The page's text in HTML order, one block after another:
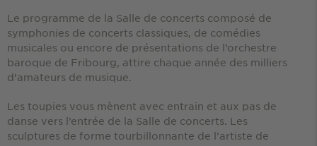
Le programme de la Salle de concerts composé de
symphonies de concerts classiques, de comédies
musicales ou encore de présentations de l’orchestre
baroque de Fribourg, attire chaque année des milliers
d’amateurs de musique.
Les toupies vous mènent avec entrain et aux pas de
danse vers l’entrée de la Salle de concerts. Les
sculptures de forme tourbillonnante de l’artiste de